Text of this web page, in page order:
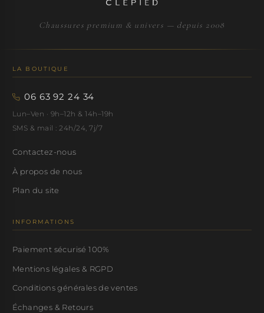
Chaussures premium & univers — depuis 2008
LA BOUTIQUE
06 63 92 24 34
Lun–Ven · 9h–12h & 14h–19h
SMS & mail : 24h/24, 7j/7
Contactez-nous
À propos de nous
Plan du site
INFORMATIONS
Paiement sécurisé 100%
Mentions légales & RGPD
Conditions générales de ventes
Échanges & Retours